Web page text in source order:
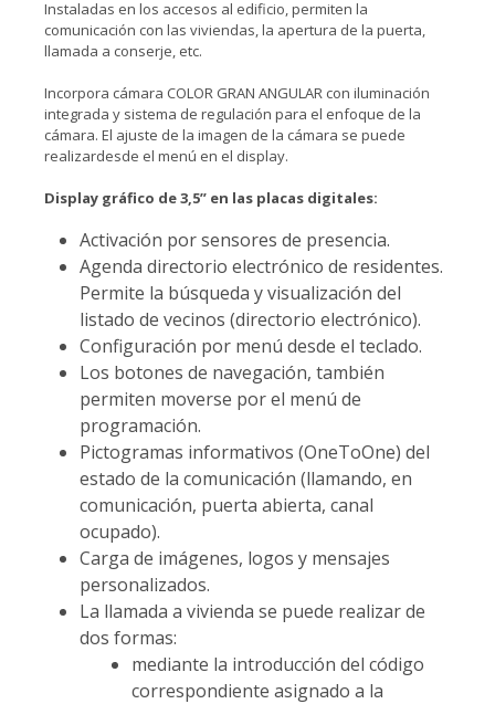
Instaladas en los accesos al edificio, permiten la
comunicación con las viviendas, la apertura de la puerta,
llamada a conserje, etc.
Incorpora cámara COLOR GRAN ANGULAR con iluminación
integrada y sistema de regulación para el enfoque de la
cámara. El ajuste de la imagen de la cámara se puede
realizardesde el menú en el display.
Display gráfico de 3,5” en las placas digitales:
Activación por sensores de presencia.
Agenda directorio electrónico de residentes.
Permite la búsqueda y visualización del
listado de vecinos (directorio electrónico).
Configuración por menú desde el teclado.
Los botones de navegación, también
permiten moverse por el menú de
programación.
Pictogramas informativos (OneToOne) del
estado de la comunicación (llamando, en
comunicación, puerta abierta, canal
ocupado).
Carga de imágenes, logos y mensajes
personalizados.
La llamada a vivienda se puede realizar de
dos formas:
mediante la introducción del código
correspondiente asignado a la